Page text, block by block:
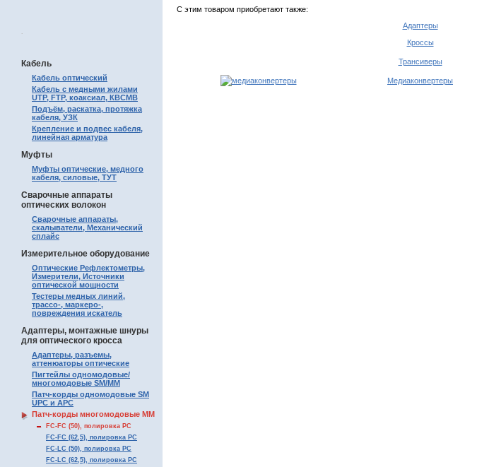
.
Кабель
Кабель оптический
Кабель с медными жилами
UTP, FTP, коаксиал, КВСМВ
Подъём, раскатка, протяжка
кабеля, УЗК
Крепление и подвес кабеля,
линейная арматура
Муфты
Муфты оптические, медного
кабеля, силовые, ТУТ
Сварочные аппараты
оптических волокон
Сварочные аппараты,
скалыватели, Механический
сплайс
Измерительное оборудование
Оптические Рефлектометры,
Измерители, Источники
оптической мощности
Тестеры медных линий,
трассо-, маркеро-,
повреждения искатель
Адаптеры, монтажные шнуры
для оптического кросса
Адаптеры, разъемы,
аттенюаторы оптические
Пигтейлы одномодовые/
многомодовые SM/MM
Патч-корды одномодовые SM
UPC и APC
Патч-корды многомодовые MM
FC-FC (50), полировка PC
FC-FC (62,5), полировка PC
FC-LC (50), полировка PC
FC-LC (62,5), полировка PC
С этим товаром приобретают также:
Адаптеры
Кроссы
Трансиверы
Медиаконвертеры